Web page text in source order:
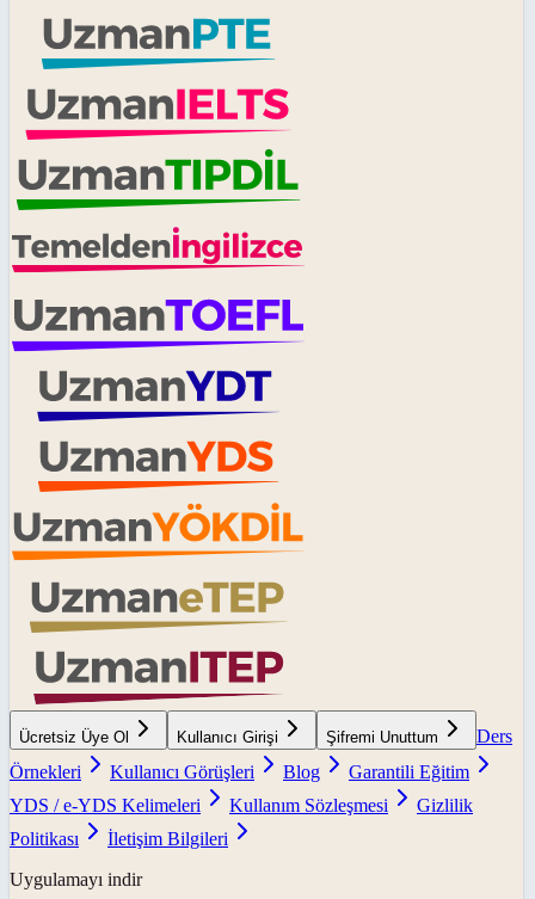
Ücretsiz Üye Ol Kullanıcı Girişi Şifremi Unuttum
Ders
Örnekleri
Kullanıcı Görüşleri Blog
Garantili Eğitim
YDS / e-YDS Kelimeleri
Kullanım Sözleşmesi
Gizlilik
Politikası
İletişim Bilgileri
Uygulamayı indir